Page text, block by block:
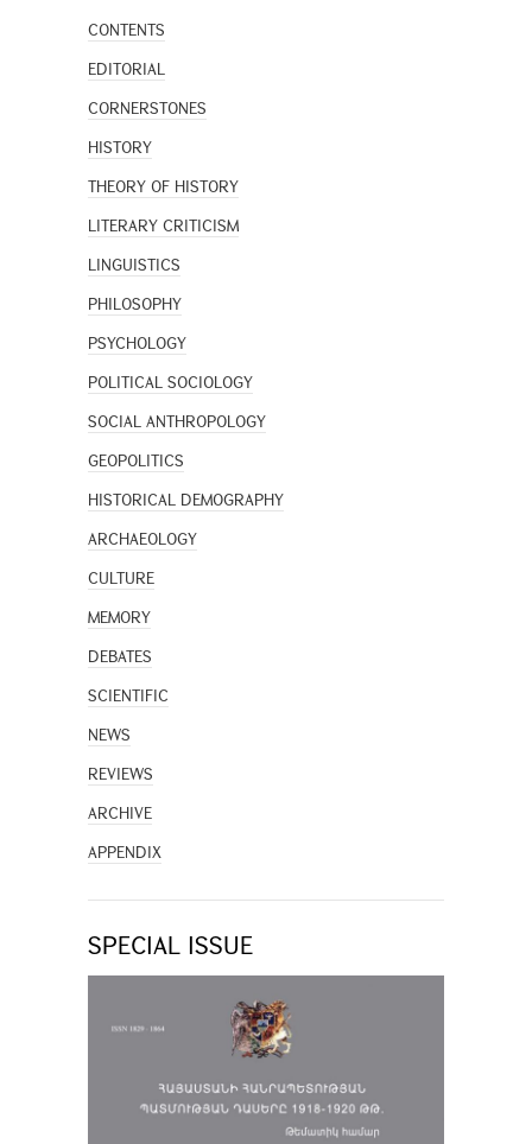
CONTENTS
EDITORIAL
CORNERSTONES
HISTORY
THEORY OF HISTORY
LITERARY CRITICISM
LINGUISTICS
PHILOSOPHY
PSYCHOLOGY
POLITICAL SOCIOLOGY
SOCIAL ANTHROPOLOGY
GEOPOLITICS
HISTORICAL DEMOGRAPHY
ARCHAEOLOGY
CULTURE
MEMORY
DEBATES
SCIENTIFIC
NEWS
REVIEWS
ARCHIVE
APPENDIX
SPECIAL ISSUE